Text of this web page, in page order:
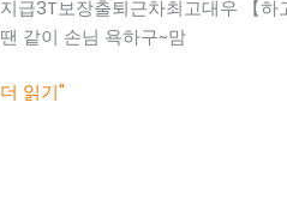
지급3T보장출퇴근차최고대우 【
땐 같이 손님 욕하구~맘
무
실
더 읽기"